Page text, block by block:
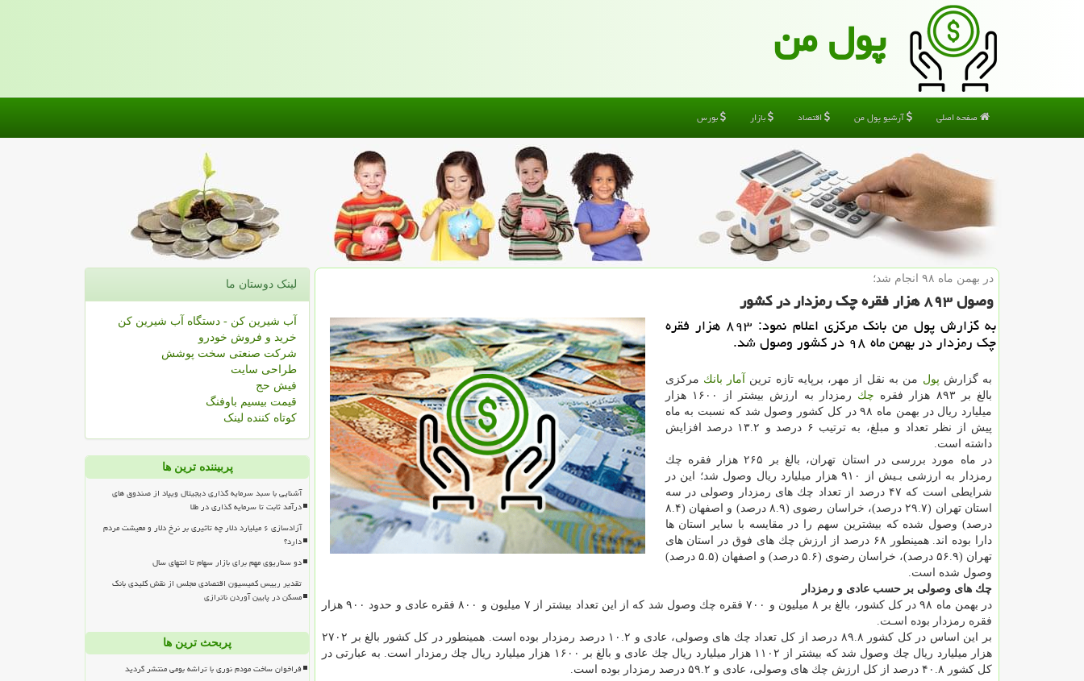
پول من
صفحه اصلی آرشیو پول من اقتصاد بازار بورس
در بهمن ماه ۹۸ انجام شد؛
وصول ۸۹۳ هزار فقره چك رمزدار در كشور
به گزارش پول من بانك مركزی اعلام نمود: ۸۹۳ هزار فقره
چك رمزدار در بهمن ماه ۹۸ در كشور وصول شد.
به گزارش پول من به نقل از مهر، برپایه تازه ترین آمار بانك مركزی
بالغ بر ۸۹۳ هزار فقره
چك
رمزدار به ارزش بیشتر از ۱۶۰۰ هزار
میلیارد ریال در بهمن ماه ۹۸ در كل كشور وصول شد كه نسبت به ماه
پیش از نظر تعداد و مبلغ، به ترتیب ۶ درصد و ۱۳.۲ درصد افزایش
داشته است.
در ماه مورد بررسی در استان تهران، بالغ بر ۲۶۵ هزار فقره چك
رمزدار به ارزشی بـیش از ۹۱۰ هزار میلیارد ریال وصول شد؛ این در
شرایطی است كه ۴۷ درصد از تعداد چك های رمزدار وصولی در سه
استان تهران (۲۹.۷ درصد)، خراسان رضوی (۸.۹ درصد) و اصفهان (۸.۴
درصد) وصول شده كه بیشترین سهم را در مقایسه با سایر استان ها
دارا بوده اند. همینطور ۶۸ درصد از ارزش چك های فوق در استان های
تهران (۵۶.۹ درصد)، خراسان رضوی (۵.۶ درصد) و اصفهان (۵.۵ درصد)
وصول شده است.
چك های وصولی بر حسب عادی و رمزدار
در بهمن ماه ۹۸ در كل كشور، بالغ بر ۸ میلیون و ۷۰۰ فقره چك وصول شد كه از این تعداد بیشتر از ۷ میلیون و ۸۰۰ فقره عادی و حدود ۹۰۰ هزار
فقره رمزدار بوده اسـت.
بر این اساس در كل كشور ۸۹.۸ درصد از كل تعداد چك های وصولی، عادی و ۱۰.۲ درصد رمزدار بوده است. همینطور در كل كشور بالغ بر ۲۷۰۲
هزار میلیارد ریال چك وصول شد كه بیشتر از ۱۱۰۲ هزار میلیارد ریال چك عادی و بالغ بر ۱۶۰۰ هزار میلیارد ریال چك رمزدار است. به عبارتی در
كل كشور ۴۰.۸ درصد از كل ارزش چك های وصولی، عادی و ۵۹.۲ درصد رمزدار بوده است.
لینک دوستان ما
آب شیرین کن - دستگاه آب شیرین کن
خرید و فروش خودرو
شرکت صنعتی سخت پوشش
طراحی سایت
فیش حج
قیمت بیسیم باوفنگ
کوتاه کننده لینک
پربیننده ترین ها
آشنایی با سبد سرمایه گذاری دیجیتال ویپاد از صندوق های
درآمد ثابت تا سرمایه گذاری در طلا
آزادسازی ۶ میلیارد دلار چه تاثیری بر نرخ دلار و معیشت مردم
دارد؟
دو سناریوی مهم برای بازار سهام تا انتهای سال
تقدیر رییس کمیسیون اقتصادی مجلس از نقش کلیدی بانک
مسکن در پایین آوردن ناترازی
پربحث ترین ها
فراخوان ساخت مودم نوری با تراشه بومی منتشر گردید